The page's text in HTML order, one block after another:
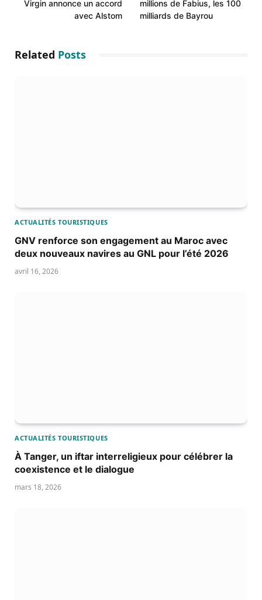
Virgin annonce un accord
avec Alstom
millions de Fabius, les 100
milliards de Bayrou
Related Posts
ACTUALITÉS TOURISTIQUES
GNV renforce son engagement au Maroc avec
deux nouveaux navires au GNL pour l’été 2026
avril 16, 2026
ACTUALITÉS TOURISTIQUES
À Tanger, un iftar interreligieux pour célébrer la
coexistence et le dialogue
mars 18, 2026